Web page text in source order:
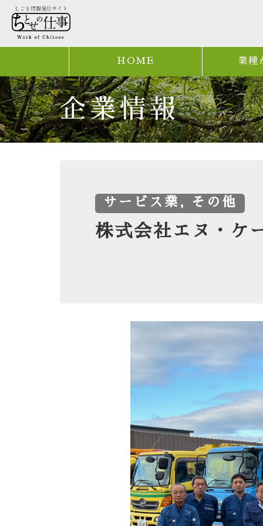
HOME 業種
企業情報
サービス業, その他
株式会社エヌ・ケ